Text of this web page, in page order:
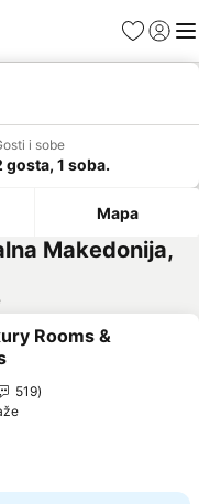
FavoritiPrijavi
i sobe
gosta, 1 soba.
Mapa
Makedonija,
favorite
Rooms &
519